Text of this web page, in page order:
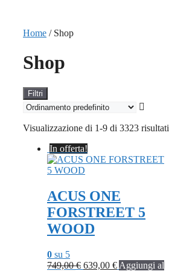
Home / Shop
Shop
Filtri
Visualizzazione di 1-9 di 3323 risultati
In offerta!
ACUS ONE
FORSTREET 5
WOOD
0 su 5
749,00€ Il
639,00 €IlAggiungi al